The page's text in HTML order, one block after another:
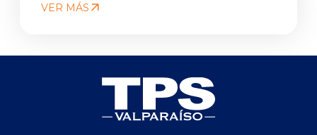
VER MÁS